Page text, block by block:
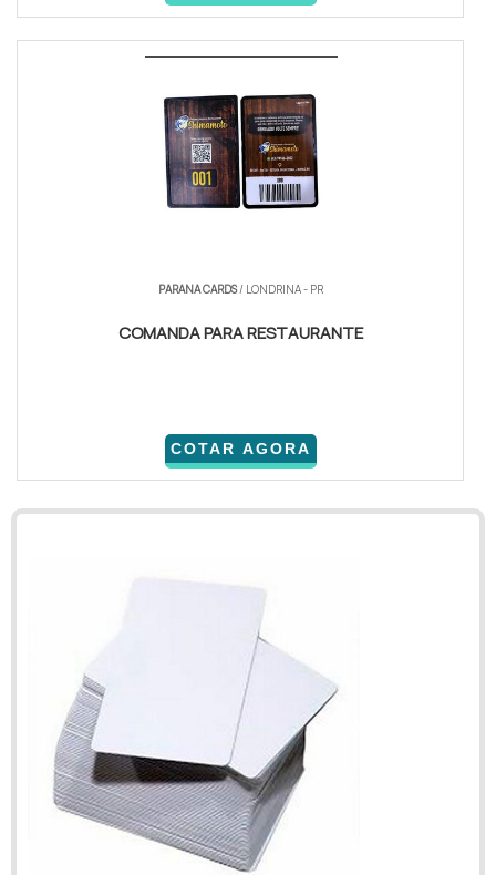
PARANA CARDS/ LONDRINA - PR
COMANDA PARA RESTAURANTE
COTAR AGORA